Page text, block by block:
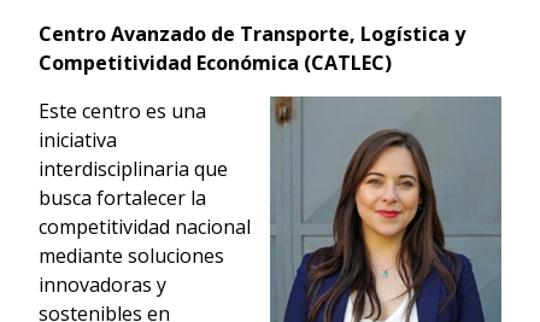
Centro Avanzado de Transporte, Logística y
Competitividad Económica (CATLEC)
Este centro es una
iniciativa
interdisciplinaria que
busca fortalecer la
competitividad nacional
mediante soluciones
innovadoras y
sostenibles en